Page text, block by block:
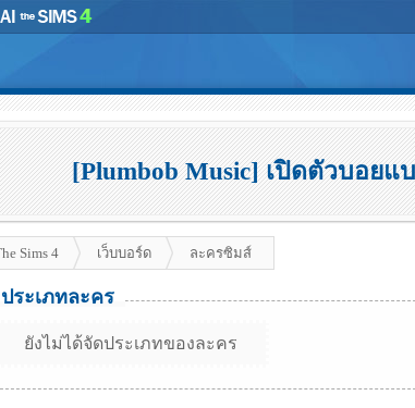
[Plumbob Music] เปิดตัวบอย
Sims 4 เว็บบอร์ด ละครซิมส์
ประเภทละคร
ยังไม่ได้จัดประเภทของละคร